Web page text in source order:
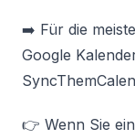
➡️ Für die
Google
👉 Wenn Sie